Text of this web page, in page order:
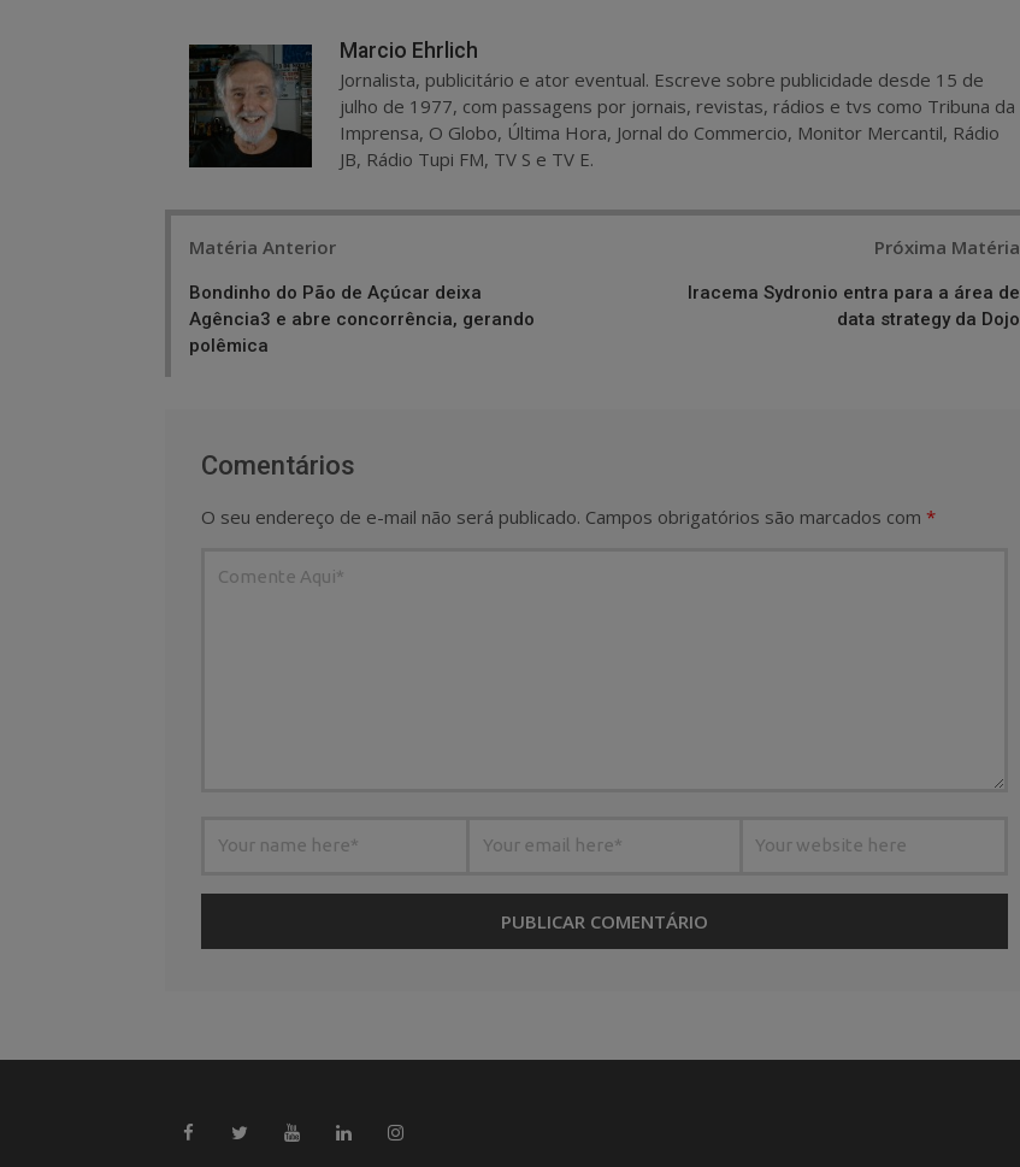
Marcio Ehrlich
Jornalista, publicitário e ator eventual. Escreve sobre publicidade desde 15 de
julho de 1977, com passagens por jornais, revistas, rádios e tvs como Tribuna da
Imprensa, O Globo, Última Hora, Jornal do Commercio, Monitor Mercantil, Rádio
JB, Rádio Tupi FM, TV S e TV E.
Matéria Anterior
Bondinho do Pão de Açúcar deixa
Agência3 e abre concorrência, gerando
polêmica
Próxima Matéria
Iracema Sydronio entra para a área de
data strategy da Dojo
Comentários
O seu endereço de e-mail não será publicado. Campos obrigatórios são marcados com *